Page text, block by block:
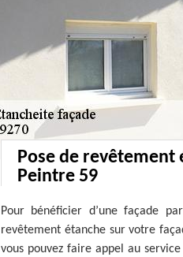
Pose de revêtement
Peintre 59
Pour bénéficier d’une façade
revêtement étanche sur votre
vous pouvez faire appel au